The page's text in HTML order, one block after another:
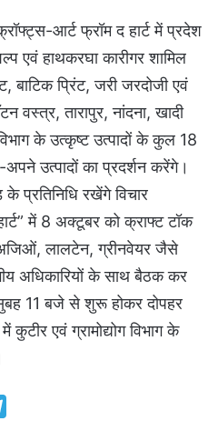
आर्ट फ्रॉम द हार्ट में प्रदेश
एवं हाथकरघा कारीगर शामिल
बाटिक प्रिंट, जरी जरदोजी एवं
वस्त्र, तारापुर, नांदना, खादी
के उत्कृष्ट उत्पादों के कुल 18
उत्पादों का प्रदर्शन करेंगे।
प्रतिनिधि रखेंगे विचार
में 8 अक्टूबर को क्राफ्ट टॉक
अजिओं, लालटेन, ग्रीनवेयर जैसे
अधिकारियों के साथ बैठक कर
11 बजे से शुरू होकर दोपहर
एवं ग्रामोद्योग विभाग के